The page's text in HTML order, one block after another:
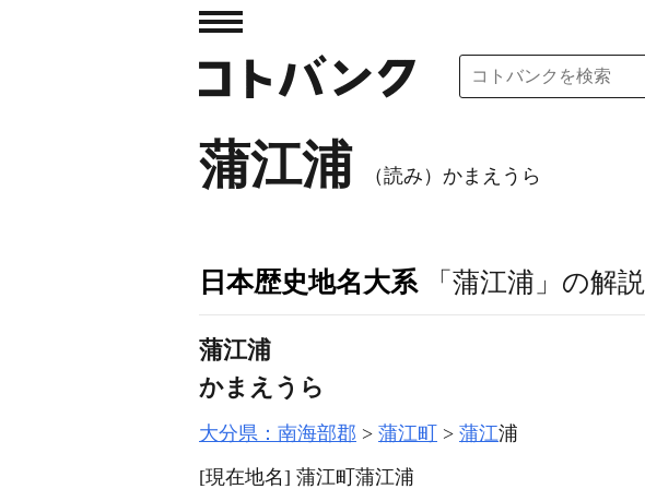
蒲江浦 （読み）かまえうら
日本歴史地名大系 「蒲江浦」の解説
蒲江浦
かまえうら
大分県：南海部郡 蒲江町 蒲江浦
[現在地名] 蒲江町蒲江浦